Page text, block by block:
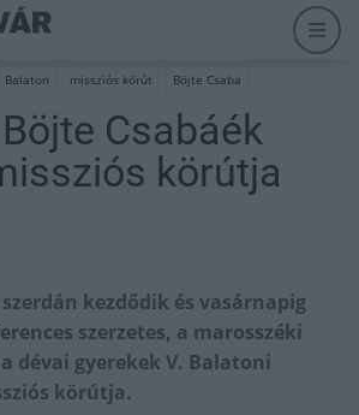
Balaton missziós körút Böjte Csaba
Csabáék
körútja
kezdődik és vasárnapig
szerzetes, a marosszéki
dévai gyerekek V. Balatoni
körútja.